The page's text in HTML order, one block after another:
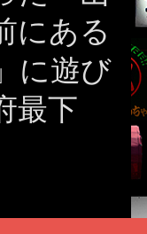
にある
に遊び
最下